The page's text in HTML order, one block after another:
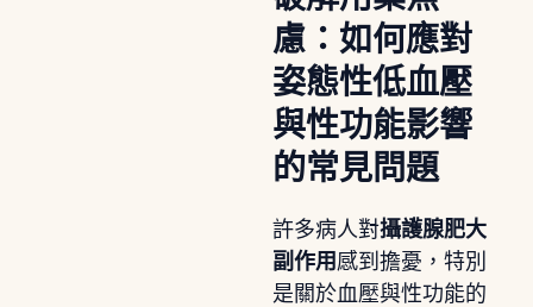
慮：如何應對
姿態性低血壓
與性功能影響
的常見問題
許多病人對攝護腺肥大
副作用 感到擔憂，特別
是關於血壓與性功能的